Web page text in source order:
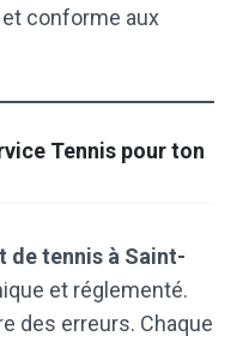
conforme aux
Tennis pour ton
de tennis à Saint-
et réglementé.
des erreurs. Chaque